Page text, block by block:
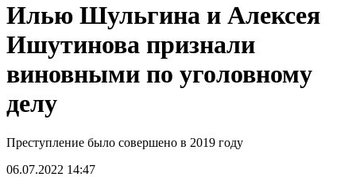
Илью Шульгина и Алексея
Ишутинова признали
виновными по уголовному
делу
Преступление было совершено в 2019 году
06.07.2022 14:47